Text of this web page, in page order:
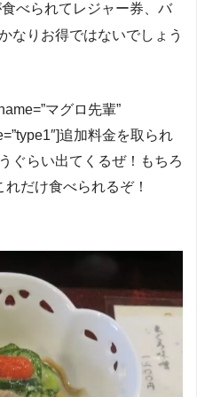
べられてレジャー券、バ
なりお得ではないでしょう
マグロ先輩”
追加料金を取られ
ぐらい出てくるぜ！もちろ
だけ食べられるぞ！